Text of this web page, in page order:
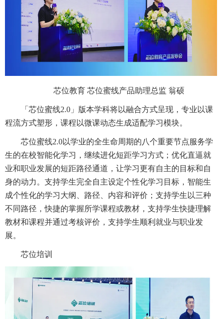
芯位教育 芯位蜜线产品助理总监 翁硕
「芯位蜜线2.0」版本学科将以融合方式呈现，专业以课
程流方式塑形，课程以微课动态生成适配学习模块。
芯位蜜线2.0以学业的全生命周期的八个重要节点服务学
生的在校智能化学习，继续进化短距学习方式；优化直逼就
业和职业发展的短距路径通道，让学习更有自主的目标和自
身的动力。支持学生完全自主设定个性化学习目标，智能生
成个性化的学习大纲、路径、内容和评价；支持学生以三种
不同路径，快捷的掌握所学课程或教材，支持学生快捷理解
教材和课程并通过考核评价，支持学生顺利就业与职业发
展。
芯位培训